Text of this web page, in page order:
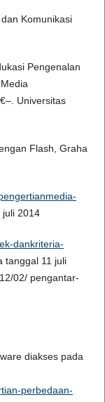
Komunikasi
Pengenalan
Universitas
Flash, Graha
2014
dankriteria-
tanggal 11 juli
02/ pengantar-
diakses pada
perbedaan-